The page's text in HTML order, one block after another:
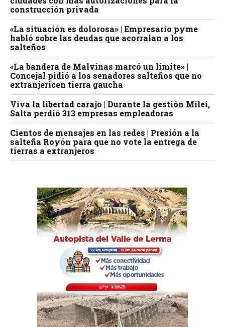
construcción privada
«La situación es dolorosa» | Empresario pyme
habló sobre las deudas que acorralan a los
salteños
«La bandera de Malvinas marcó un límite» |
Concejal pidió a los senadores salteños que no
extranjericen tierra gaucha
Viva la libertad carajo | Durante la gestión Milei,
Salta perdió 313 empresas empleadoras
Cientos de mensajes en las redes | Presión a la
salteña Royón para que no vote la entrega de
tierras a extranjeros